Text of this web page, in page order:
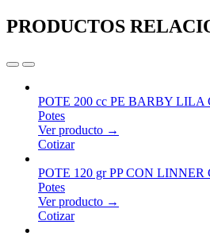
PRODUCTOS
POTE 200 cc PE BARBY LILA
Potes
Ver producto →
Cotizar
POTE 120 gr PP CON
Potes
Ver producto →
Cotizar